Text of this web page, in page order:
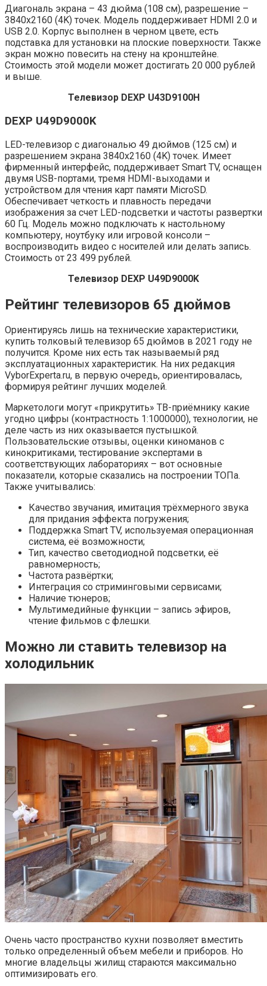
Диагональ экрана – 43 дюйма (108 см), разрешение –
3840х2160 (4K) точек. Модель поддерживает HDMI 2.0 и
USB 2.0. Корпус выполнен в черном цвете, есть
подставка для установки на плоские поверхности. Также
экран можно повесить на стену на кронштейне.
Стоимость этой модели может достигать 20 000 рублей
и выше.
Телевизор DEXP U43D9100H
DEXP U49D9000K
LED-телевизор с диагональю 49 дюймов (125 см) и
разрешением экрана 3840х2160 (4K) точек. Имеет
фирменный интерфейс, поддерживает Smart TV, оснащен
двумя USB-портами, тремя HDMI-выходами и
устройством для чтения карт памяти MicroSD.
Обеспечивает четкость и плавность передачи
изображения за счет LED-подсветки и частоты развертки
60 Гц. Модель можно подключать к настольному
компьютеру, ноутбуку или игровой консоли –
воспроизводить видео с носителей или делать запись.
Стоимость от 23 499 рублей.
Телевизор DEXP U49D9000K
Рейтинг телевизоров 65 дюймов
Ориентируясь лишь на технические характеристики,
купить толковый телевизор 65 дюймов в 2021 году не
получится. Кроме них есть так называемый ряд
эксплуатационных характеристик. На них редакция
VyborExperta.ru, в первую очередь, ориентировалась,
формируя рейтинг лучших моделей.
Маркетологи могут «прикрутить» ТВ-приёмнику какие
угодно цифры (контрастность 1:1000000), технологии, не
деле часть из них оказывается пустышкой.
Пользовательские отзывы, оценки киноманов с
кинокритиками, тестирование экспертами в
соответствующих лабораториях – вот основные
показатели, которые сказались на построении ТОПа.
Также учитывались:
Качество звучания, имитация трёхмерного звука
для придания эффекта погружения;
Поддержка Smart TV, используемая операционная
система, её возможности;
Тип, качество светодиодной подсветки, её
равномерность;
Частота развёртки;
Интеграция со стриминговыми сервисами;
Наличие тюнеров;
Мультимедийные функции – запись эфиров,
чтение фильмов с флешки.
Можно ли ставить телевизор на
холодильник
Очень часто пространство кухни позволяет вместить
только определенный объем мебели и приборов. Но
многие владельцы жилищ стараются максимально
оптимизировать его.